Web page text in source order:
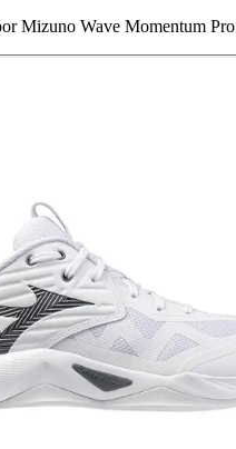
Mizuno Wave Momentum Pro